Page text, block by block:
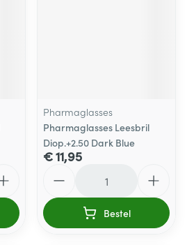
Pharmaglasses
Pharmaglasses Leesbril
Diop.+2.50 Dark Blue
€ 11,95
Bestel